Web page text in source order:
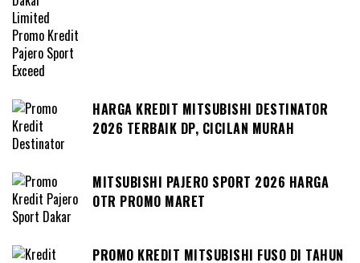
HARGA KREDIT MITSUBISHI DESTINATOR
2026 TERBAIK DP, CICILAN MURAH
MITSUBISHI PAJERO SPORT 2026 HARGA
OTR PROMO MARET
PROMO KREDIT MITSUBISHI FUSO DI TAHUN